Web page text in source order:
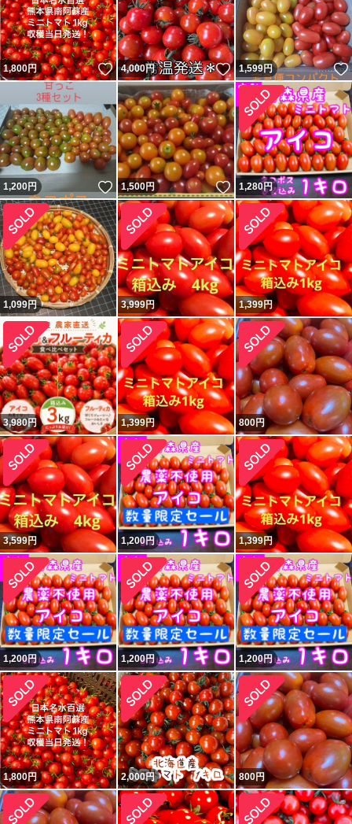
1,800円 いいね！
4,000円 いいね！
1,599円
1,200円 いいね！
1,500円 いいね！
1,280円
1,099円 3,999円 1,399円
3,980円 1,399円 800円
3,599円 1,200円 1,399円
1,200円 1,200円 1,200円
1,800円 2,000円 800円